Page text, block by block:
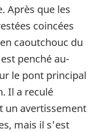
Après que les
coincées
caoutchouc du
penché au-
le pont principal
Il a reculé
un avertissement
mais il s'est